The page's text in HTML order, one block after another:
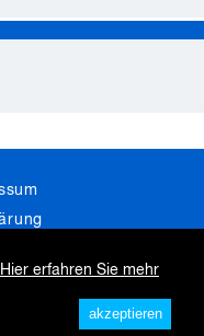
Hier erfahren Sie mehr
akzeptieren